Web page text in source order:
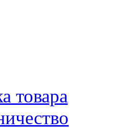
товара